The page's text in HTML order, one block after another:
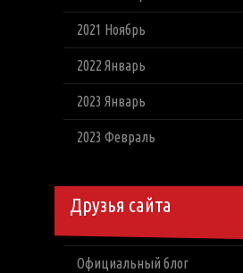
2021 Ноябрь
2022 Январь
2023 Январь
2023 Февраль
Друзья сайта
Официальный блог